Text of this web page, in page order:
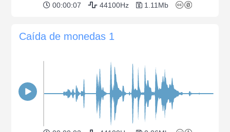
00:00:07 44100Hz 1.11Mb
Caída de monedas 1